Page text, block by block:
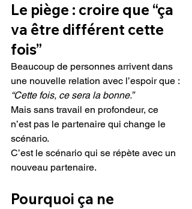
Le piège : croire que “ça
va être différent cette
fois”
Beaucoup de personnes arrivent dans
une nouvelle relation avec l’espoir que :
“Cette fois, ce sera la bonne.”
Mais sans travail en profondeur, ce
n’est pas le partenaire qui change le
scénario.
C’est le scénario qui se répète avec un
nouveau partenaire.
Pourquoi ça ne